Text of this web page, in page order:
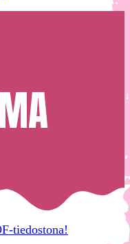
tiedostona!